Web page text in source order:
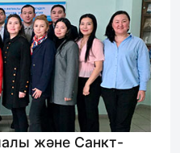
және Санкт-